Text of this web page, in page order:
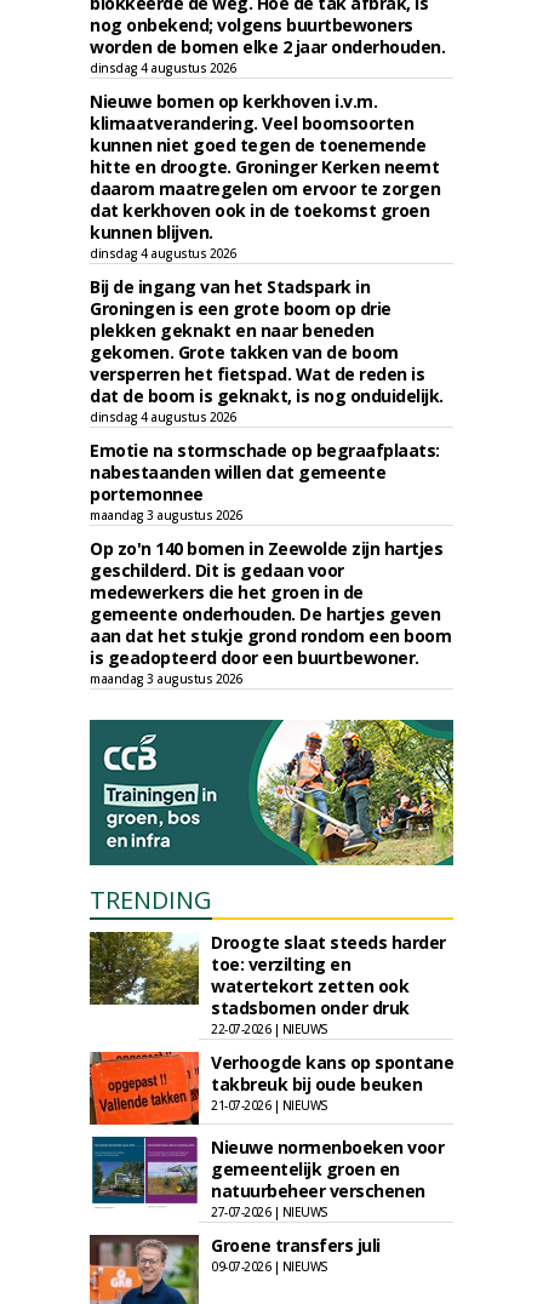
nog onbekend; volgens buurtbewoners
worden de bomen elke 2 jaar onderhouden.
dinsdag 4 augustus 2026
Nieuwe bomen op kerkhoven i.v.m.
klimaatverandering. Veel boomsoorten
kunnen niet goed tegen de toenemende
hitte en droogte. Groninger Kerken neemt
daarom maatregelen om ervoor te zorgen
dat kerkhoven ook in de toekomst groen
kunnen blijven.
dinsdag 4 augustus 2026
Bij de ingang van het Stadspark in
Groningen is een grote boom op drie
plekken geknakt en naar beneden
gekomen. Grote takken van de boom
versperren het fietspad. Wat de reden is
dat de boom is geknakt, is nog onduidelijk.
dinsdag 4 augustus 2026
Emotie na stormschade op begraafplaats:
nabestaanden willen dat gemeente
portemonnee
maandag 3 augustus 2026
Op zo'n 140 bomen in Zeewolde zijn hartjes
geschilderd. Dit is gedaan voor
medewerkers die het groen in de
gemeente onderhouden. De hartjes geven
aan dat het stukje grond rondom een boom
is geadopteerd door een buurtbewoner.
maandag 3 augustus 2026
TRENDING
Droogte slaat steeds harder
toe: verzilting en
watertekort zetten ook
stadsbomen onder druk
22-07-2026 | NIEUWS
Verhoogde kans op spontane
takbreuk bij oude beuken
21-07-2026 | NIEUWS
Nieuwe normenboeken voor
gemeentelijk groen en
natuurbeheer verschenen
27-07-2026 | NIEUWS
Groene transfers juli
09-07-2026 | NIEUWS